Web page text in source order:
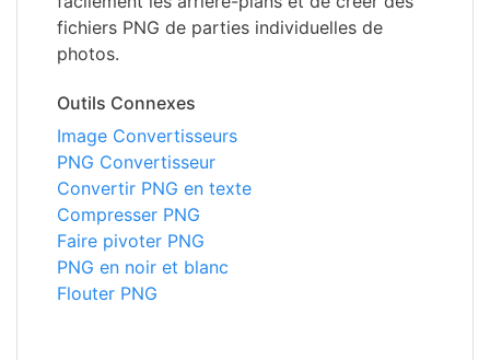
fichiers PNG de parties individuelles de
photos.
Outils Connexes
Image Convertisseurs
PNG Convertisseur
Convertir PNG en texte
Compresser PNG
Faire pivoter PNG
PNG en noir et blanc
Flouter PNG